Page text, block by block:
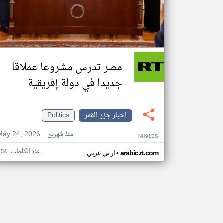
مصر تدرس مشروعا عملاقا
جديدا في دولة إفريقية
اخبار جزر القمر
Politics
24, 2026
منذ شهرين NH91ES
ار تي عربي• arabic.rt.com عدد الكلمات: ٢٥٤